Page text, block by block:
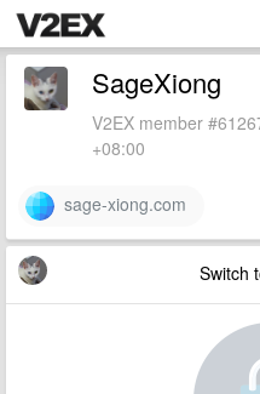
SageXiong
V2EX member
+08:00
sage-xiong.com
Switch